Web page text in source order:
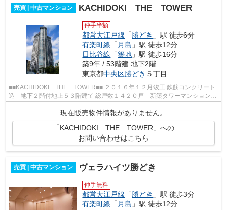
売買 | 中古マンション KACHIDOKI THE TOWER
仲手半額
都営大江戸線 「 勝どき 」駅 徒歩6分
有楽町線 「 月島 」駅 徒歩12分
日比谷線 「築地 」駅 徒歩16分
築9年 / 53階建 地下2階
東京都中央区勝どき ５丁目
■■KACHIDOKI THE TOWER■■ ２０１６年１２月竣工 鉄筋コンクリート
造 地下２階付地上５３階建て 総戸数１４２０戸 新築タワーマンション
■【交通】━━━━━━━━━━━━━━━ 都営...
現在販売物件情報がありません。
「KACHIDOKI THE TOWER」への
お問い合わせはこちら
売買 | 中古マンション ヴェラハイツ勝どき
仲手無料
都営大江戸線 「勝どき 」駅 徒歩3分
有楽町線 「 月島 」駅 徒歩12分